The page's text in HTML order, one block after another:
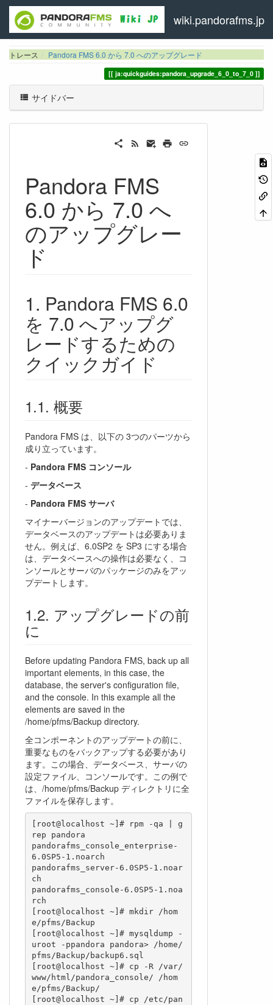
wiki.pandorafms.jp
トレース Pandora FMS 6.0 から 7.0 へのアップグレード
ja:quickguides:pandora_upgrade_6_0_to_7_0
サイドバー
Pandora FMS
6.0 から 7.0 へ
のアップグレー
ド
Pandora FMS 6.0
を 7.0 へアップグ
レードするための
クイックガイド
概要
Pandora FMS は、以下の 3つのパーツから
成り立っています。
- Pandora FMS コンソール
- データベース
- Pandora FMS サーバ
マイナーバージョンのアップデートでは、
データベースのアップデートは必要ありま
せん。例えば、6.0SP2 を SP3 にする場合
は、データベースへの操作は必要なく、コ
ンソールとサーバのパッケージのみをアッ
プデートします。
アップグレードの前
に
Before updating Pandora FMS, back up all
important elements, in this case, the
database, the server's configuration file,
and the console. In this example all the
elements are saved in the
/home/pfms/Backup directory.
全コンポーネントのアップデートの前に、
重要なものをバックアップする必要があり
ます。この場合、データベース、サーバの
設定ファイル、コンソールです。この例で
は、/home/pfms/Backup ディレクトリに全
ファイルを保存します。
[root@localhost ~]# rpm -qa | g
rep pandora
pandorafms_console_enterprise-
6.0SP5-1.noarch
pandorafms_server-6.0SP5-1.noar
ch
pandorafms_console-6.0SP5-1.noa
rch
[root@localhost ~]# mkdir /hom
e/pfms/Backup
[root@localhost ~]# mysqldump -
uroot -ppandora pandora> /home/
pfms/Backup/backup6.sql
[root@localhost ~]# cp -R /var/
www/html/pandora_console/ /hom
e/pfms/Backup/
[root@localhost ~]# cp /etc/pan